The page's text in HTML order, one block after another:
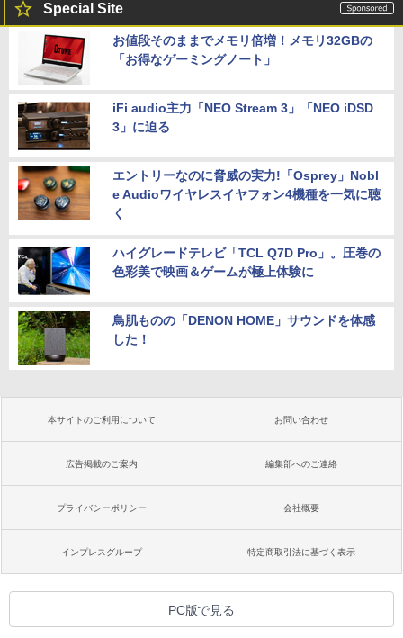
Special Site
お値段そのままでメモリ倍増！メモリ32GBの
「お得なゲーミングノート」
iFi audio主力「NEO Stream 3」「NEO iDSD
3」に迫る
エントリーなのに脅威の実力!「Osprey」Nobl
e Audioワイヤレスイヤフォン4機種を一気に聴
く
ハイグレードテレビ「TCL Q7D Pro」。圧巻の
色彩美で映画＆ゲームが極上体験に
鳥肌ものの「DENON HOME」サウンドを体感
した！
本サイトのご利用について お問い合わせ
広告掲載のご案内 編集部へのご連絡
プライバシーポリシー 会社概要
インプレスグループ 特定商取引法に基づく表示
PC版で見る